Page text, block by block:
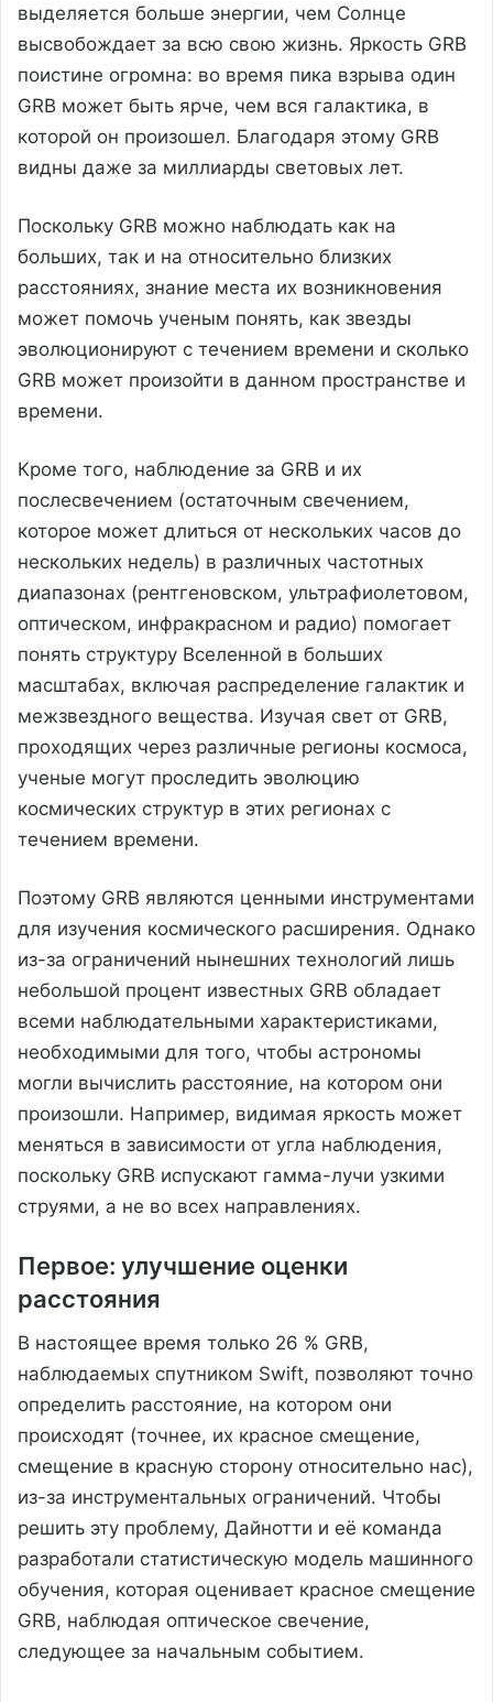
выделяется больше энергии, чем Солнце
высвобождает за всю свою жизнь. Яркость GRB
поистине огромна: во время пика взрыва один
GRB может быть ярче, чем вся галактика, в
которой он произошел. Благодаря этому GRB
видны даже за миллиарды световых лет.
Поскольку GRB можно наблюдать как на
больших, так и на относительно близких
расстояниях, знание места их возникновения
может помочь ученым понять, как звезды
эволюционируют с течением времени и сколько
GRB может произойти в данном пространстве и
времени.
Кроме того, наблюдение за GRB и их
послесвечением (остаточным свечением,
которое может длиться от нескольких часов до
нескольких недель) в различных частотных
диапазонах (рентгеновском, ультрафиолетовом,
оптическом, инфракрасном и радио) помогает
понять структуру Вселенной в больших
масштабах, включая распределение галактик и
межзвездного вещества. Изучая свет от GRB,
проходящих через различные регионы космоса,
ученые могут проследить эволюцию
космических структур в этих регионах с
течением времени.
Поэтому GRB являются ценными инструментами
для изучения космического расширения. Однако
из-за ограничений нынешних технологий лишь
небольшой процент известных GRB обладает
всеми наблюдательными характеристиками,
необходимыми для того, чтобы астрономы
могли вычислить расстояние, на котором они
произошли. Например, видимая яркость может
меняться в зависимости от угла наблюдения,
поскольку GRB испускают гамма-лучи узкими
струями, а не во всех направлениях.
Первое: улучшение оценки
расстояния
В настоящее время только 26 % GRB,
наблюдаемых спутником Swift, позволяют точно
определить расстояние, на котором они
происходят (точнее, их красное смещение,
смещение в красную сторону относительно нас),
из-за инструментальных ограничений. Чтобы
решить эту проблему, Дайнотти и её команда
разработали статистическую модель машинного
обучения, которая оценивает красное смещение
GRB, наблюдая оптическое свечение,
следующее за начальным событием.